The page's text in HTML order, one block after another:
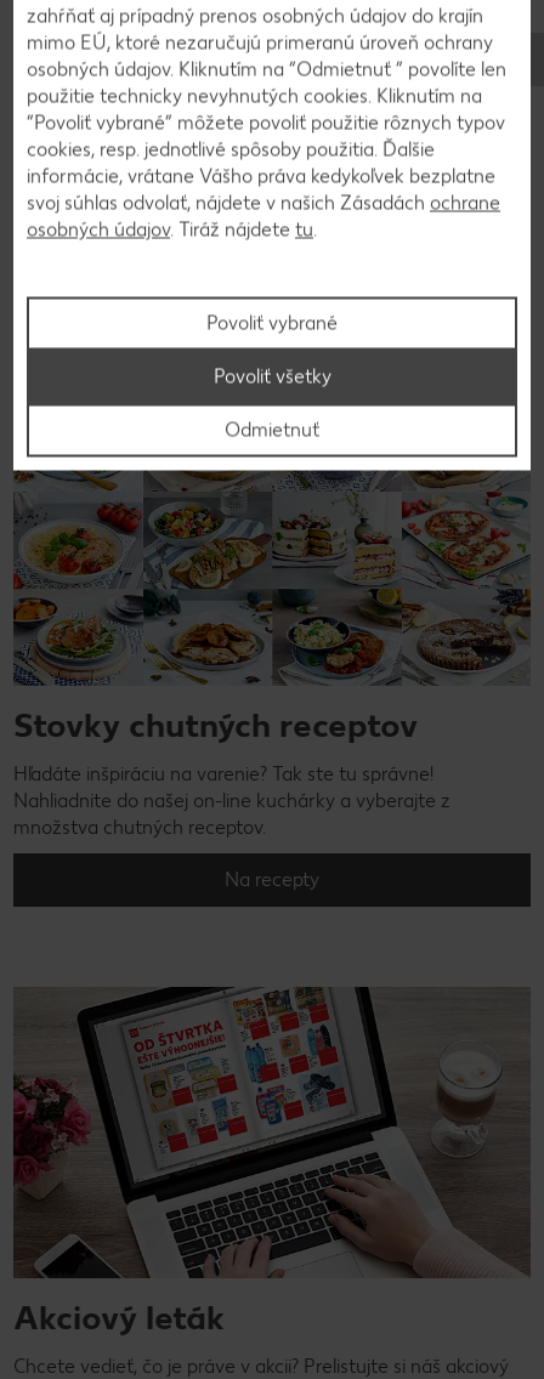
vanilkového a krupicového cukru.
Video k receptu
Stovky chutných receptov
Hľadáte inšpiráciu na varenie? Tak ste tu správne!
Nahliadnite do našej on-line kuchárky a vyberajte z
množstva chutných receptov.
Na recepty
Akciový leták
Chcete vedieť, čo je práve v akcii? Prelistujte si náš akciový
zahŕňať aj prípadný prenos osobných údajov do krajín
mimo EÚ, ktoré nezaručujú primeranú úroveň ochrany
osobných údajov. Kliknutím na “Odmietnuť ” povolíte len
použitie technicky nevyhnutých cookies. Kliknutím na
“Povoliť vybrané” môžete povoliť použitie rôznych typov
cookies, resp. jednotlivé spôsoby použitia. Ďalšie
informácie, vrátane Vášho práva kedykoľvek bezplatne
svoj súhlas odvolať, nájdete v našich Zásadách ochrane
osobných údajov. Tiráž nájdete tu.
Povoliť vybrané
Odmietnuť
Povoliť všetky